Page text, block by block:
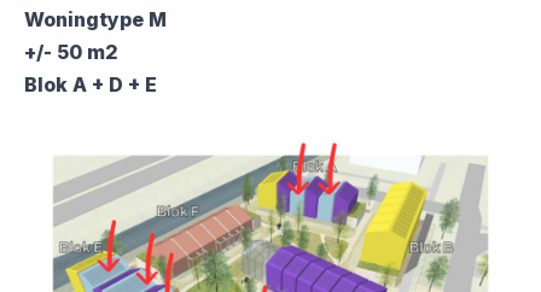
Woningtype M
+/- 50 m2
Blok A + D + E